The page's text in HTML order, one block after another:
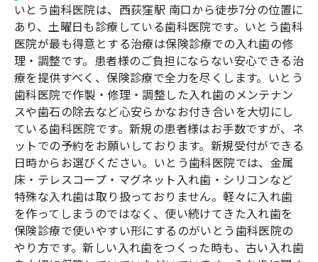
いとう歯科医院は、西荻窪駅 南口から徒歩7分の位置に
あり、土曜日も診療している歯科医院です。いとう歯科
医院が最も得意とする治療は保険診療での入れ歯の修
理・調整です。患者様のご負担にならない安心できる治
療を提供すべく、保険診療で全力を尽くします。いとう
歯科医院で作製・修理・調整した入れ歯のメンテナン
スや歯石の除去など心安らかなお付き合いを大切にし
ている歯科医院です。新規の患者様はお手数ですが、ネ
ットでの予約をお願いしております。新規受付ができる
日時からお選びください。いとう歯科医院では、金属
床・テレスコープ・マグネット入れ歯・シリコンなど
特殊な入れ歯は取り扱っておりません。軽々に入れ歯
を作ってしまうのではなく、使い続けてきた入れ歯を
保険診療で使いやすい形にするのがいとう歯科医院の
やり方です。新しい入れ歯をつくった時も、古い入れ歯